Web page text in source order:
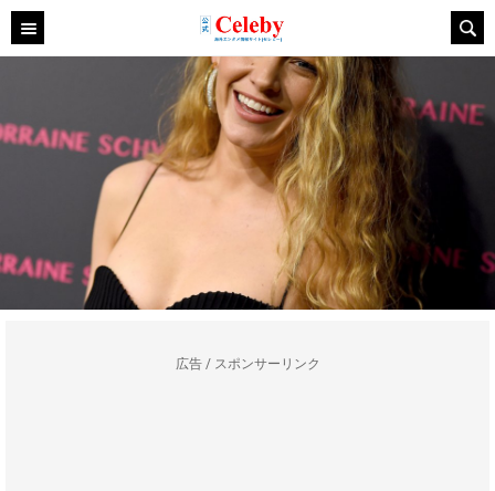
広告 / スポンサーリンク